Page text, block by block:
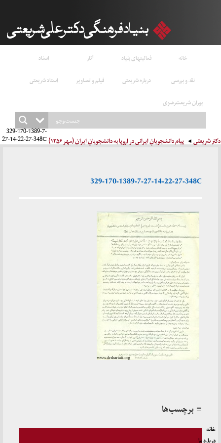
خانه فعالیتهای بنیاد آثار
اسناد
نقد و بررسی
درباره شریعتی فیلم و تصاویر
استاد شریعتی
پوران شریعت‌رضوی
دکتر شریعتی پیام دانشجویانِ ایرانی در اروپا به دانشجویانِ ایران (مهر ۱۳۵۶)
329-170-1389-7-
27-14-22-27-348C
329-170-1389-7-27-14-22-27-348C
≡ برچسب‌ها
خانه